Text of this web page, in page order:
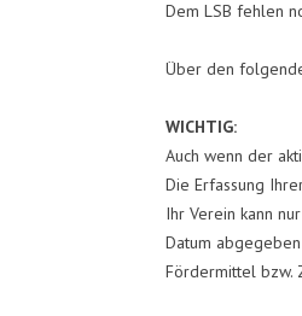
Dem LSB fehlen
Über den
WICHTIG:
Auch wenn der
Die Erfassung
Ihr Verein kann
Datum
Fördermittel bzw.